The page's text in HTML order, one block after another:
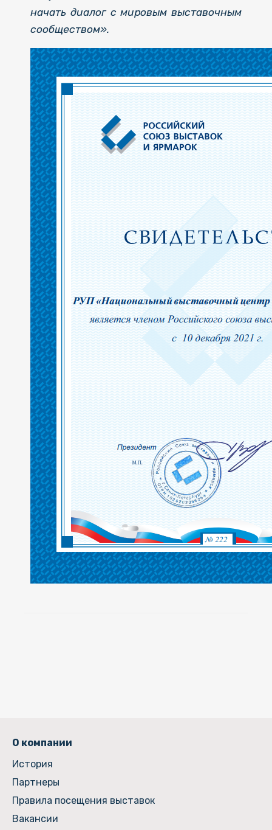
начать диалог с мировым выставочным
сообществом».
О компании
История
Партнеры
Правила посещения выставок
Вакансии